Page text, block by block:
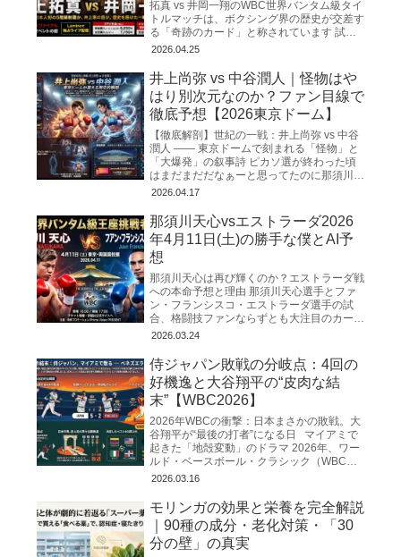
拓真 vs 井岡一翔のWBC世界バンタム級タイ
トルマッチは、ボクシング界の歴史が交差す
る「奇跡のカード」と称されています 試合
日程と会場 この歴史的な一戦は、2026年5
2026.04.25
井上尚弥 vs 中谷潤人｜怪物はや
はり別次元なのか？ファン目線で
徹底予想【2026東京ドーム】
【徹底解剖】世紀の一戦：井上尚弥 vs 中谷
潤人 ―― 東京ドームで刻まれる「怪物」と
「大爆発」の叙事詩 ピカソ選が終わった頃
はまだまだだなぁーと思ってたのに那須川天
心の試合も終わり、マジもうすぐゴングだと
2026.04.17
那須川天心vsエストラーダ2026
年4月11日(土)の勝手な僕とAI予
想
那須川天心は再び輝くのか？エストラーダ戦
への本命予想と理由 那須川天心選手とファ
ン・フランシスコ・エストラーダ選手の試
合、格闘技ファンならずとも大注目のカード
ですね！ 絶対に勝って欲しい。。。 WBC世
2026.03.24
侍ジャパン敗戦の分岐点：4回の
好機逸と大谷翔平の“皮肉な結
末”【WBC2026】
2026年WBCの衝撃：日本まさかの敗戦。大
谷翔平が“最後の打者”になる日 マイアミで
起きた「地殻変動」のドラマ 2026年、ワー
ルド・ベースボール・クラシック（WBC）
の舞台となったマイアミのローンデポ・
2026.03.16
モリンガの効果と栄養を完全解説
｜90種の成分・老化対策・「30
分の壁」の真実